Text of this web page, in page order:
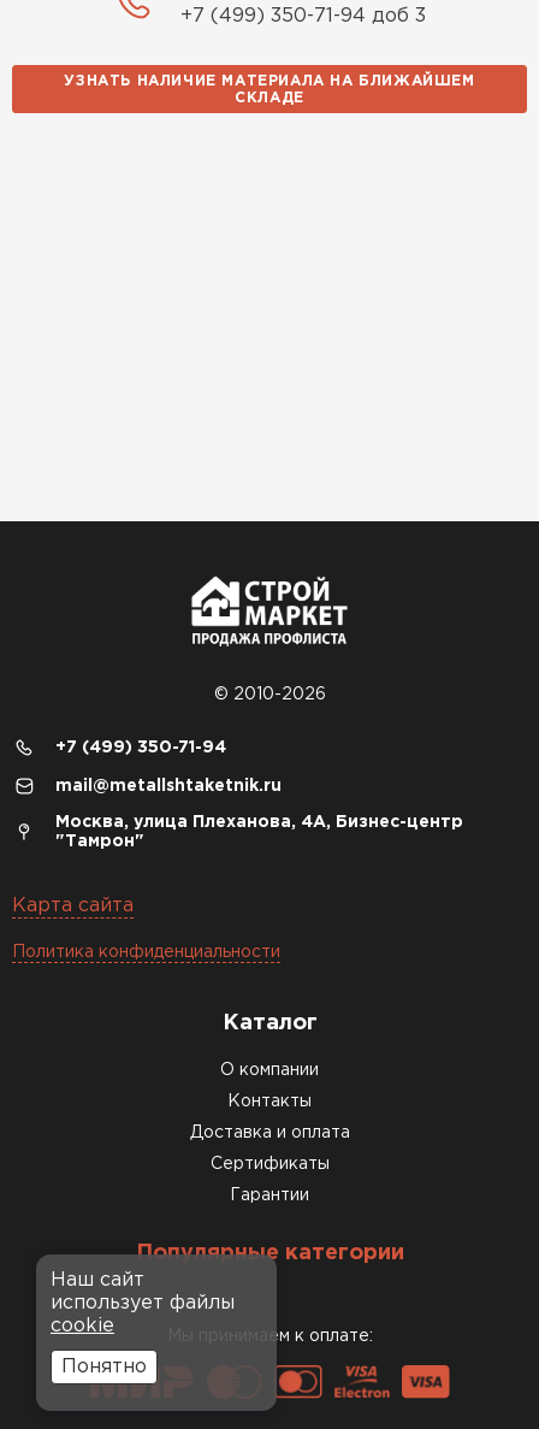
+7 (499) 350-71-94 доб 3
УЗНАТЬ НАЛИЧИЕ МАТЕРИАЛА НА БЛИЖАЙШЕМ
СКЛАДЕ
© 2010-2026
+7 (499) 350-71-94
mail@metallshtaketnik.ru
Москва, улица Плеханова, 4А, Бизнес-центр
"Тамрон"
Карта сайта
Политика конфиденциальности
Каталог
О компании
Контакты
Доставка и оплата
Сертификаты
Гарантии
Популярные категории
Мы принимаем к оплате:
Наш сайт
использует файлы
cookie
Понятно